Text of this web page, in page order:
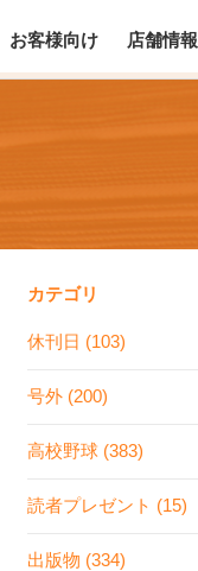
お客様向け 店舗情報
カテゴリ
休刊日 (103)
号外 (200)
高校野球 (383)
読者プレゼント (15)
出版物 (334)